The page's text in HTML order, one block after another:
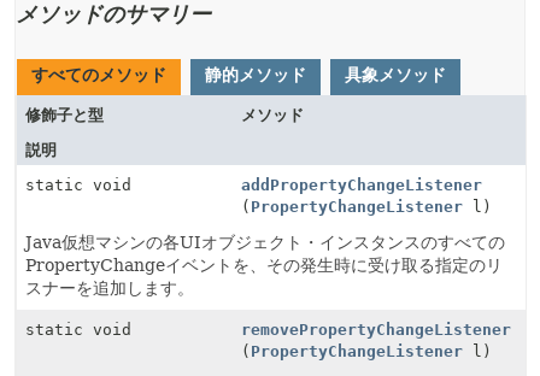
メソッドのサマリー
すべてのメソッド 静的メソッド 具象メソッド
修飾子と型
メソッド
説明
static void
addPropertyChangeListener
( PropertyChangeListener l)
Java仮想マシンの各UIオブジェクト・インスタンスのすべての
PropertyChangeイベントを、その発生時に受け取る指定のリ
スナーを追加します。
static void
removePropertyChangeListener
( PropertyChangeListener l)